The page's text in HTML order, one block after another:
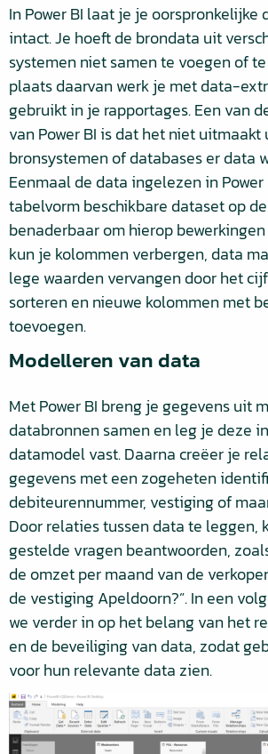
In Power BI laat je je oorspronkelijke
intact. Je hoeft de brondata uit
systemen niet samen te voegen of
plaats daarvan werk je met data-
gebruikt in je rapportages. Een van
van Power BI is dat het niet uitmaakt
bronsystemen of databases er data
Eenmaal de data ingelezen in Power
tabelvorm beschikbare dataset op
benaderbaar om hierop
kun je kolommen verbergen, data
lege waarden vervangen door het
sorteren en nieuwe kolommen met
toevoegen.
Modelleren van data
Met Power BI breng je gegevens uit
databronnen samen en leg je deze
datamodel vast. Daarna creëer je
gegevens met een zogeheten
debiteurennummer, vestiging of
Door relaties tussen data te leggen,
gestelde vragen beantwoorden,
de omzet per maand van de
de vestiging Apeldoorn?”. In een
we verder in op het belang van het
en de beveiliging van data, zodat
voor hun relevante data zien.